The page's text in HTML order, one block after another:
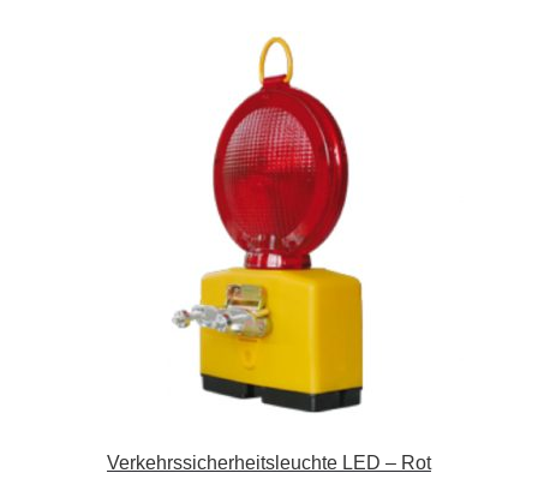
Verkehrssicherheitsleuchte LED – Rot